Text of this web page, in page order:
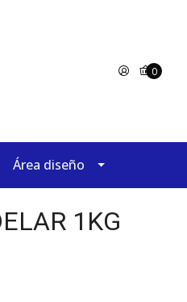
0
Área diseño
1KG